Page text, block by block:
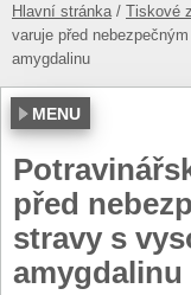
Hlavní stránka Tiskové
varuje před
amygdalinu
MENU
před
stravy s
amygdalinu